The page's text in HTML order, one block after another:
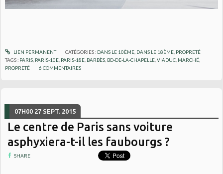
LIEN PERMANENT CATÉGORIES : DANS LE 10ÈME, DANS LE 18ÈME, PROPRETÉ
TAGS : PARIS, PARIS-10E, PARIS-18E, BARBÈS, BD-DE-LA-CHAPELLE,VIADUC, MARCHÉ,
PROPRETÉ
6 COMMENTAIRES
07H00 27 SEPT. 2015
Le centre de Paris sans voiture
asphyxiera-t-il les faubourgs ?
SHARE